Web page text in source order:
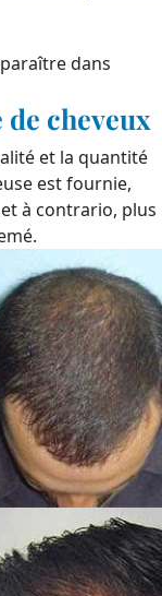
dans
cheveux
et la quantité
est fournie,
à contrario, plus